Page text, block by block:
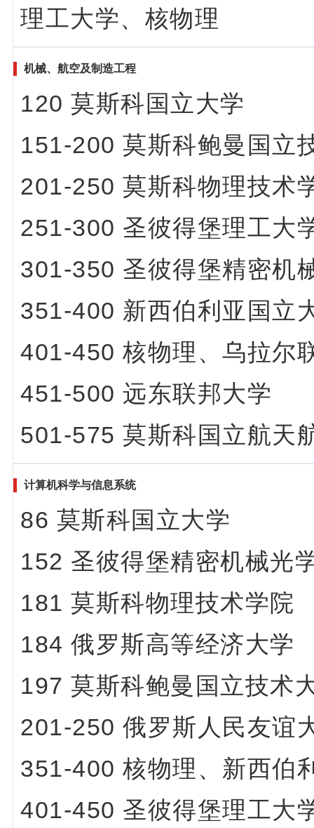
理工大学、核物理
机械、航空及制造工程
120 莫斯科国立大学
151-200 莫斯科鲍曼国立
201-250 莫斯科物理技术
251-300 圣彼得堡理工大
301-350 圣彼得堡精密机
351-400 新西伯利亚国立
401-450 核物理、乌拉尔
451-500 远东联邦大学
501-575 莫斯科国立航天
计算机科学与信息系统
86 莫斯科国立大学
152 圣彼得堡精密机械光
181 莫斯科物理技术学院
184 俄罗斯高等经济大学
197 莫斯科鲍曼国立技术
201-250 俄罗斯人民友谊
351-400 核物理、新西伯
401-450 圣彼得堡理工大